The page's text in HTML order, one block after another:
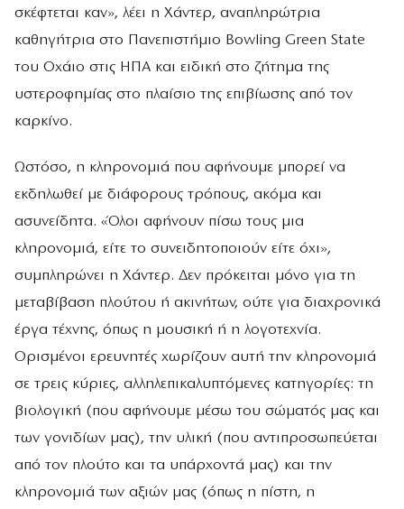
σκέφτεται καν», λέει η Χάντερ, αναπληρώτρια
καθηγήτρια στο Πανεπιστήμιο Bowling Green State
του Οχάιο στις ΗΠΑ και ειδική στο ζήτημα της
υστεροφημίας στο πλαίσιο της επιβίωσης από τον
καρκίνο.
Ωστόσο, η κληρονομιά που αφήνουμε μπορεί να
εκδηλωθεί με διάφορους τρόπους, ακόμα και
ασυνείδητα. «Όλοι αφήνουν πίσω τους μια
κληρονομιά, είτε το συνειδητοποιούν είτε όχι»,
συμπληρώνει η Χάντερ. Δεν πρόκειται μόνο για τη
μεταβίβαση πλούτου ή ακινήτων, ούτε για διαχρονικά
έργα τέχνης, όπως η μουσική ή η λογοτεχνία.
Ορισμένοι ερευνητές χωρίζουν αυτή την κληρονομιά
σε τρεις κύριες, αλληλεπικαλυπτόμενες κατηγορίες: τη
βιολογική (που αφήνουμε μέσω του σώματός μας και
των γονιδίων μας), την υλική (που αντιπροσωπεύεται
από τον πλούτο και τα υπάρχοντά μας) και την
κληρονομιά των αξιών μας (όπως η πίστη, η